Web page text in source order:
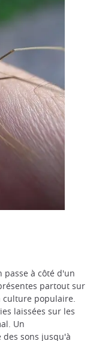
passe à côté d'un
partout sur
populaire.
laissées sur les
Un
sons jusqu'à